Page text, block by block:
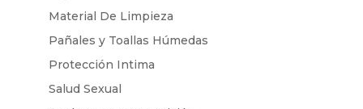
Material De Limpieza
Pañales y Toallas Húmedas
Protección Intima
Salud Sexual